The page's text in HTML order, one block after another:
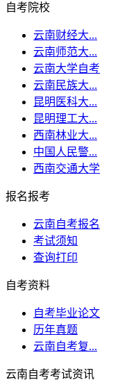
自考院校
云南财经大...
云南师范大...
云南大学自考
云南民族大...
昆明医科大...
昆明理工大...
西南林业大...
中国人民警...
西南交通大学
报名报考
云南自考报名
考试须知
查询打印
自考资料
自考毕业论文
历年真题
云南自考复...
云南自考考试资讯